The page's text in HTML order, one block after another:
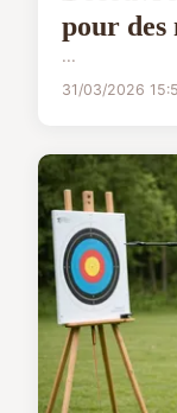
pour des
...
31/03/2026